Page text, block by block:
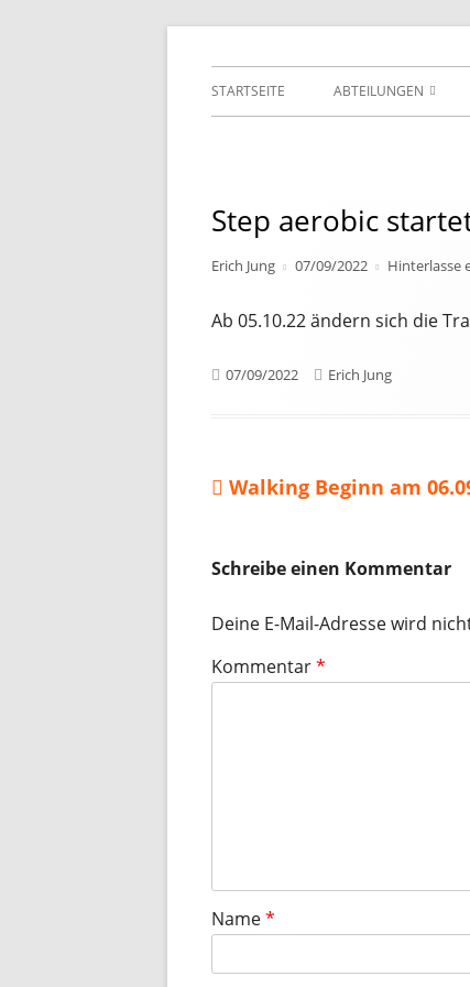
TSV Jahn 1892
Primäres
STARTSEITE ABTEILUNGEN
KENDO
TISCHTENNIS
TURNEN
VOLLEYBALL
Step aerobic
Autor
Erich Jung
Veröffentlicht
07/09/2022 Hinterlasse
Ab 05.10.22 ändern sich die
Veröffentlicht
07/09/2022 Autor
Erich Jung
Beitragsnavigation
Vorheriger
Walking Beginn am
Schreibe einen Kommentar
Deine E-Mail-Adresse wird
Kommentar*
Name*